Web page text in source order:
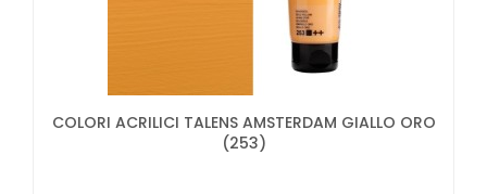
COLORI ACRILICI TALENS AMSTERDAM GIALLO ORO
(253)